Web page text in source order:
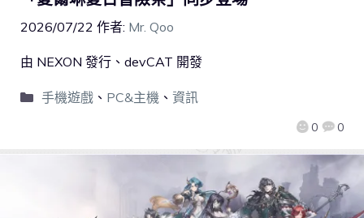
2026/07/22 作者: Mr. Qoo
0 0
由 NEXON 發行、devCAT 開發
手機遊戲、 PC&主機、 資訊